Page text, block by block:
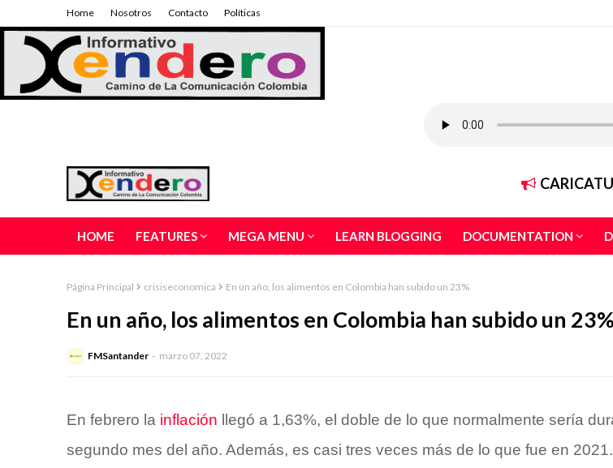
Home Nosotros Contacto Políticas
HOME FEATURES MEGA MENU LEARN BLOGGING DOCUMENTATION
Página Principal crisiseconomica En un año, los alimentos en Colombia han subido un 23%
En un año, los alimentos en Colombia han subido un 23%
FMSantander marzo 07, 2022
En febrero la inflación
llegó a 1,63%, el doble de lo que normalmente sería
segundo mes del año. Además, es casi tres veces más de lo que fue en